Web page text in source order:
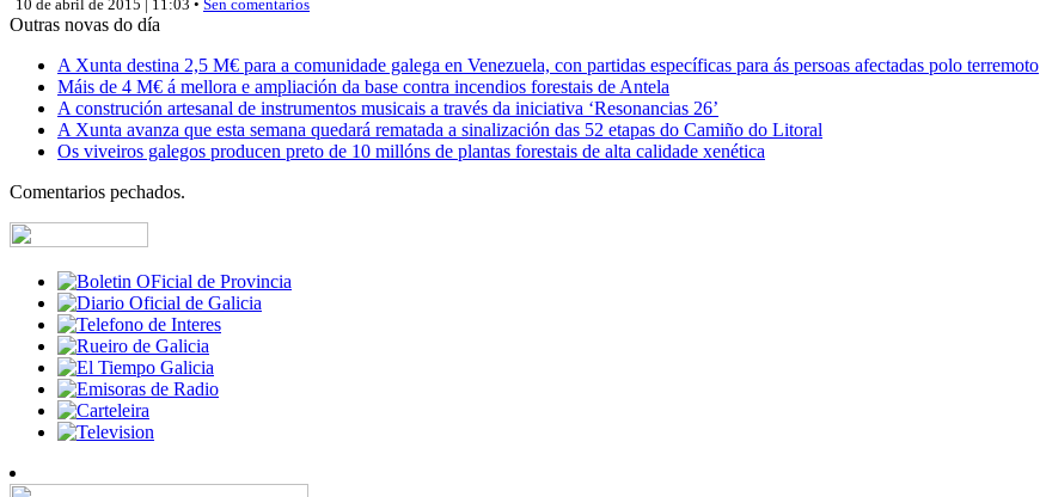
10 de abril de 2015 | 11:03 • Sen comentarios
Outras novas do día
A Xunta destina 2,5 M€ para a comunidade galega en Venezuela, con partidas específicas para ás persoas afectadas polo terremoto
Máis de 4 M€ á mellora e ampliación da base contra incendios forestais de Antela
A construción artesanal de instrumentos musicais a través da iniciativa ‘Resonancias 26’
A Xunta avanza que esta semana quedará rematada a sinalización das 52 etapas do Camiño do Litoral
Os viveiros galegos producen preto de 10 millóns de plantas forestais de alta calidade xenética
Comentarios pechados.